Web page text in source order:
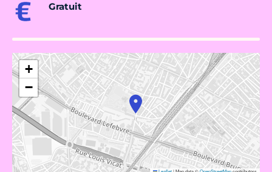
Gratuit
+
−